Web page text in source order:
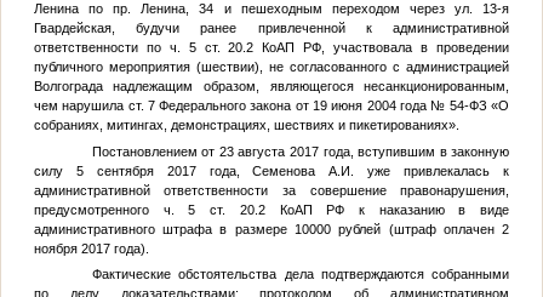
Ленина по пр. Ленина, 34 и пешеходным переходом через ул. 13-я
Гвардейская, будучи ранее привлеченной к административной
ответственности по ч. 5 ст. 20.2 КоАП РФ, участвовала в проведении
публичного мероприятия (шествии), не согласованного с администрацией
Волгограда надлежащим образом, являющегося несанкционированным,
чем нарушила ст. 7 Федерального закона от 19 июня 2004 года № 54-ФЗ «О
собраниях, митингах, демонстрациях, шествиях и пикетированиях».
Постановлением от 23 августа 2017 года, вступившим в законную
силу 5 сентября 2017 года, Семенова А.И. уже привлекалась к
административной ответственности за совершение правонарушения,
предусмотренного ч. 5 ст. 20.2 КоАП РФ к наказанию в виде
административного штрафа в размере 10000 рублей (штраф оплачен 2
ноября 2017 года).
Фактические обстоятельства дела подтверждаются собранными
по делу доказательствами: протоколом об административном